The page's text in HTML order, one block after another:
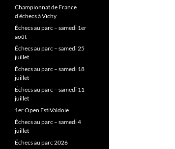
Championnat de France
d’échecs à Vichy
Échecs au parc – samedi 1er
août
Échecs au parc – samedi 25
juillet
Échecs au parc – samedi 18
juillet
Échecs au parc – samedi 11
juillet
1er Open EstiValdoie
Échecs au parc – samedi 4
juillet
Échecs au parc 2026